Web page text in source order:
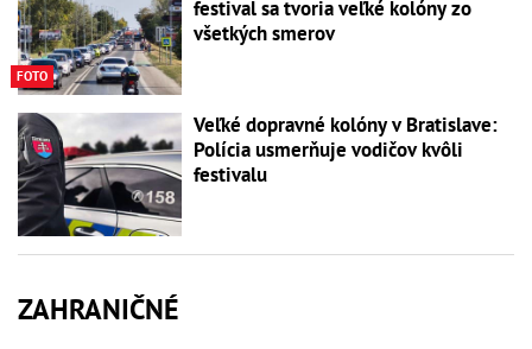
FOTO
festival sa tvoria veľké kolóny zo
všetkých smerov
Veľké dopravné kolóny v Bratislave:
Polícia usmerňuje vodičov kvôli
festivalu
ZAHRANIČNÉ